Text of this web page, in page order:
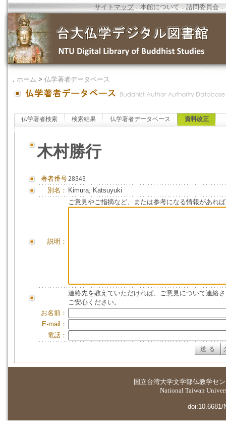
サイトマップ．本館について ．諮問委員会 ．
． ホーム > 仏学著者データベース
仏学著者検索 検索結果 仏学著者データベース 資料改正
木村勝行
著者番号28343
別名： Kimura, Katsuyuki
説明：
ご意見やご指摘など、または参考になる情報があれ
連絡先を教えていただければ、ご意見について連絡
ご安心ください。
お名前：
E-mail：
電話：
国立台湾大学文学部仏教学セ
National Taiwan
doi:10.6681/